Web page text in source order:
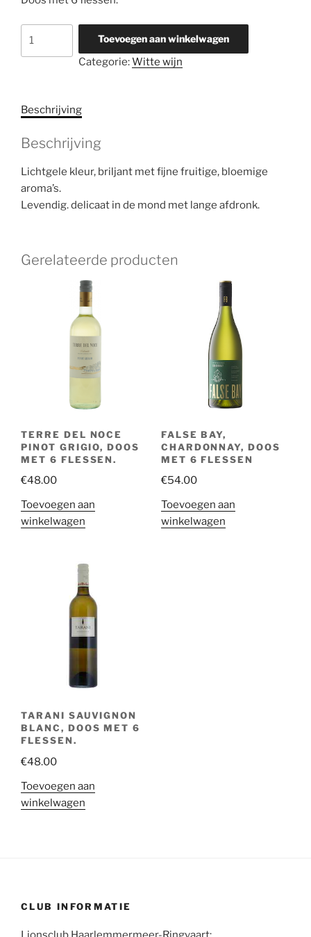
Sauvignon
doos
met
flessen
Toevoegen aan winkelwagen
Categorie:Witte wijn
Beschrijving
Beschrijving
Lichtgele kleur, briljant met fijne fruitige, bloemige
aroma’s.
Levendig. delicaat in de mond met lange afdronk.
Gerelateerde producten
TERRE DEL NOCE
PINOT GRIGIO, DOOS
MET 6 FLESSEN.
€48.00
Toevoegen aan
winkelwagen
FALSE BAY,
CHARDONNAY, DOOS
MET 6 FLESSEN
€54.00
Toevoegen aan
winkelwagen
TARANI SAUVIGNON
BLANC, DOOS MET 6
FLESSEN.
€48.00
Toevoegen aan
winkelwagen
CLUB INFORMATIE